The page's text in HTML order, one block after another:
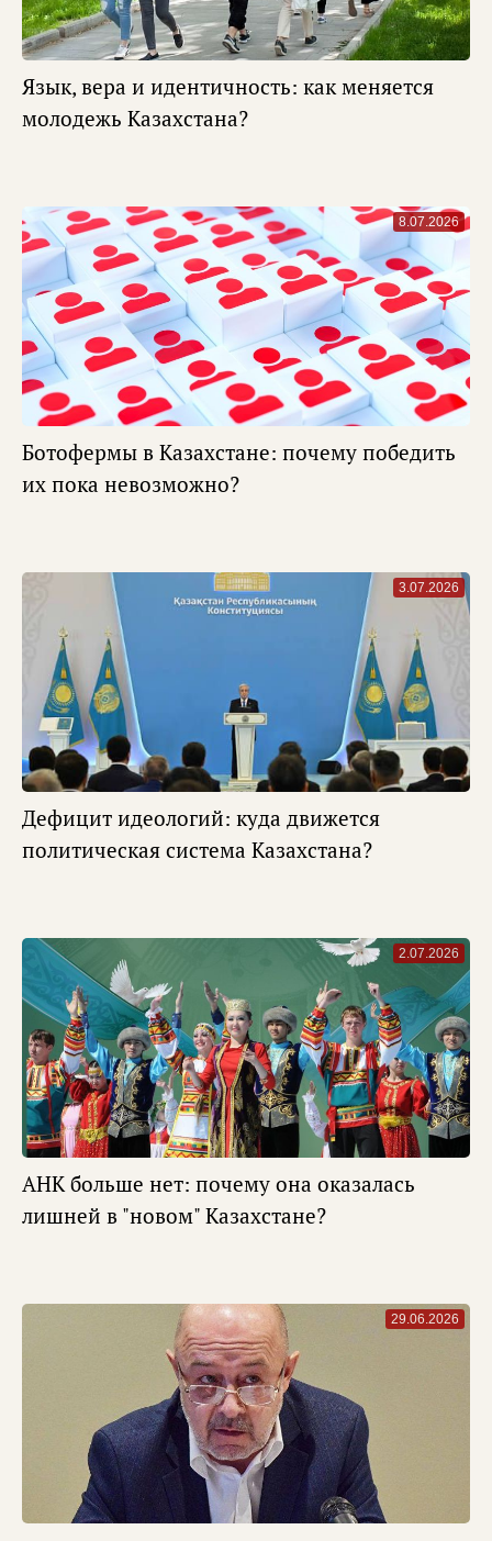
Язык, вера и идентичность: как меняется
молодежь Казахстана?
Ботофермы в Казахстане: почему победить
их пока невозможно?
8.07.2026
Дефицит идеологий: куда движется
политическая система Казахстана?
3.07.2026
АНК больше нет: почему она оказалась
лишней в "новом" Казахстане?
2.07.2026
29.06.2026